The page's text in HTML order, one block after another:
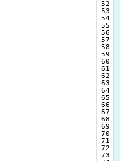
52
53
54
55
56
57
58
59
60
61
62
63
64
65
66
67
68
69
70
71
72
73